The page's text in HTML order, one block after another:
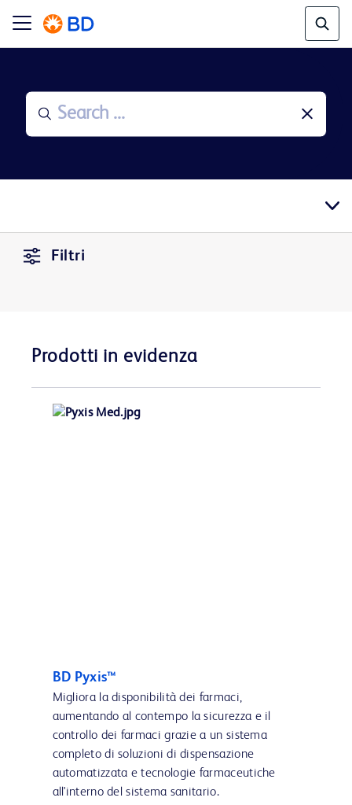
Filtri
Prodotti in evidenza
BD Pyxis™
Migliora la disponibilità dei farmaci,
aumentando al contempo la sicurezza e il
controllo dei farmaci grazie a un sistema
completo di soluzioni di dispensazione
automatizzata e tecnologie farmaceutiche
all'interno del sistema sanitario.